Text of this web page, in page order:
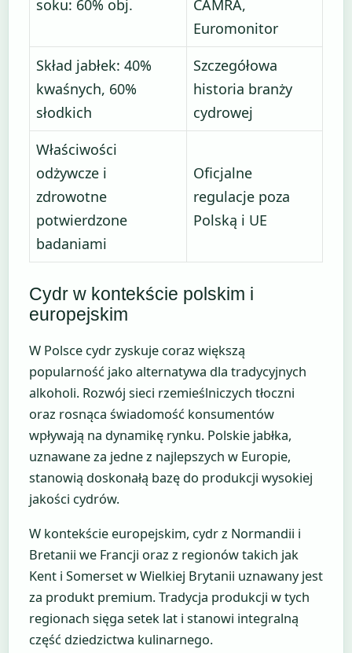
soku: 60% obj.
CAMRA,
Euromonitor
Skład jabłek: 40%
kwaśnych, 60%
słodkich
Szczegółowa
historia branży
cydrowej
Właściwości
odżywcze i
zdrowotne
potwierdzone
badaniami
Oficjalne
regulacje poza
Polską i UE
Cydr w kontekście polskim i
europejskim
W Polsce cydr zyskuje coraz większą
popularność jako alternatywa dla tradycyjnych
alkoholi. Rozwój sieci rzemieślniczych tłoczni
oraz rosnąca świadomość konsumentów
wpływają na dynamikę rynku. Polskie jabłka,
uznawane za jedne z najlepszych w Europie,
stanowią doskonałą bazę do produkcji wysokiej
jakości cydrów.
W kontekście europejskim, cydr z Normandii i
Bretanii we Francji oraz z regionów takich jak
Kent i Somerset w Wielkiej Brytanii uznawany jest
za produkt premium. Tradycja produkcji w tych
regionach sięga setek lat i stanowi integralną
część dziedzictwa kulinarnego.